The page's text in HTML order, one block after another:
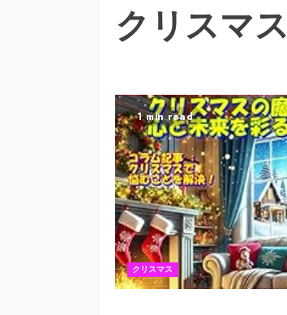
クリスマス
1 min read
クリスマス